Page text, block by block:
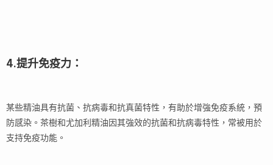
4.提升免疫力：
某些精油具有抗菌、抗病毒和抗真菌特性，有助於增強免疫系統，預
防感染。茶樹和尤加利精油因其強效的抗菌和抗病毒特性，常被用於
支持免疫功能。